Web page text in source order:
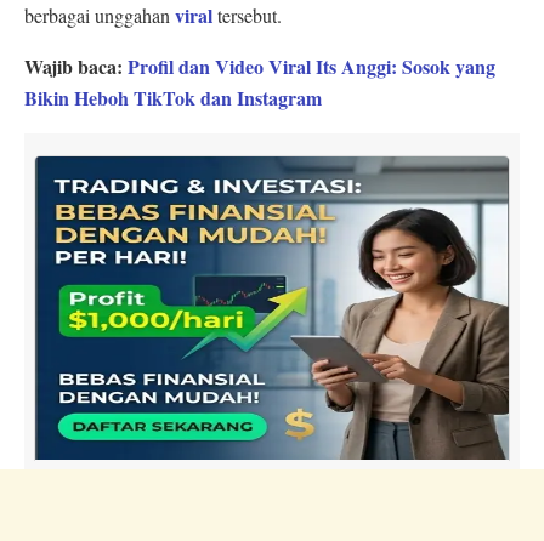
berbagai unggahan viraltersebut.
Wajib baca: Profil dan Video Viral Its Anggi: Sosok yang
Bikin Heboh TikTok dan Instagram